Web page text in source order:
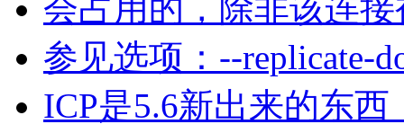
会占用的，除非该连
参见选项：--replicate-
ICP是5.6新出来的东